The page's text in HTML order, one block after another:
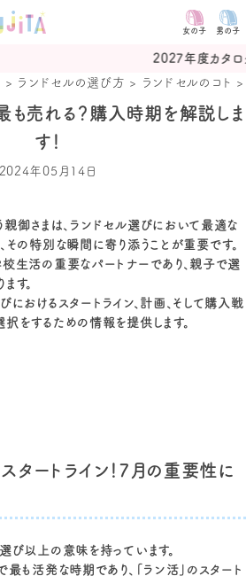
女の子 男の子
2027年度カタログ予約受付
> ランドセルの選び方 > ランドセルのコト
も売れる？購入時期を解説しま
す！
2024年05月14日
御さまは、ランドセル選びにおいて最適な
その特別な瞬間に寄り添うことが重要です。
生活の重要なパートナーであり、親子で選
す。
におけるスタートライン、計画、そして購入戦
をするための情報を提供します。
タートライン！7月の重要性に
び以上の意味を持っています。
も活発な時期であり、「ラン活」のスタート